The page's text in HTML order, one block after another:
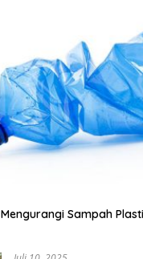
Sampah